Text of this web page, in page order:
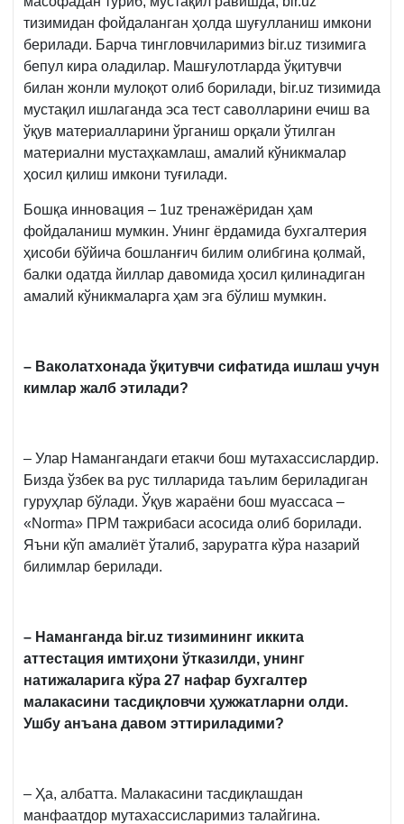
тизимидан фойдаланган ҳолда шуғулланиш имкони
берилади. Барча тингловчиларимиз bir.uz тизимига
бепул кира оладилар. Машғулотларда ўқитувчи
билан жонли мулоқот олиб борилади, bir.uz тизимида
мустақил ишлаганда эса тест саволларини ечиш ва
ўқув материалларини ўрганиш орқали ўтилган
материални мустаҳкамлаш, амалий кўникмалар
ҳосил қилиш имкони туғилади.
Бошқа инновация – 1uz тренажёридан ҳам
фойдаланиш мумкин. Унинг ёрдамида бухгалтерия
ҳисоби бўйича бошланғич билим олибгина қолмай,
балки одатда йиллар давомида ҳосил қилинадиган
амалий кўникмаларга ҳам эга бўлиш мумкин.
– Ваколатхонада ўқитувчи сифатида ишлаш учун
кимлар жалб этилади?
– Улар Намангандаги етакчи бош мутахассислардир.
Бизда ўзбек ва рус тилларида таълим бериладиган
гуруҳлар бўлади. Ўқув жараёни бош муассаса –
«Norma» ПРМ тажрибаси асосида олиб борилади.
Яъни кўп амалиёт ўталиб, заруратга кўра назарий
билимлар берилади.
– Наманганда bir.uz тизимининг иккита
аттестация имтиҳони ўтказилди, унинг
натижаларига кўра 27 нафар бухгалтер
малакасини тасдиқловчи ҳужжатларни олди.
Ушбу анъана давом эттириладими?
– Ҳа, албатта. Малакасини тасдиқлашдан
манфаатдор мутахассисларимиз талайгина.